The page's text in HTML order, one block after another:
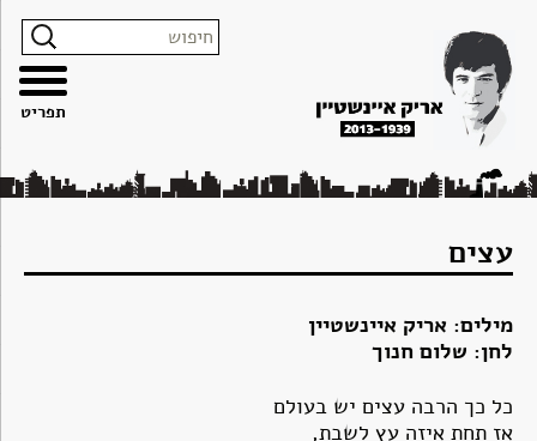
האתר
הצהרת
נגישות
לתוכן
קשר
עצים
מילים: אריק איינשטיין
לחן: שלום חנוך
כל כך הרבה עצים יש בעולם
אז תחת איזה עץ לשבת,
תפריט